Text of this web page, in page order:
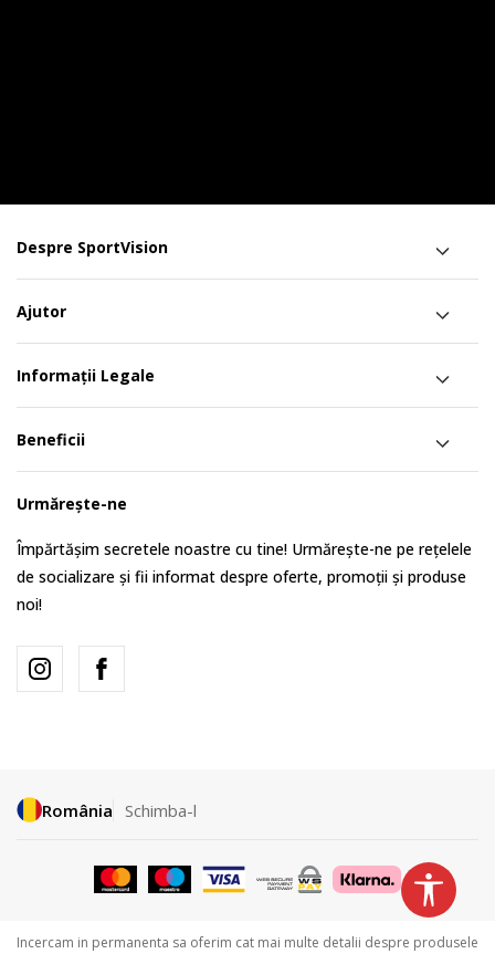
Despre SportVision
Ajutor
Informații Legale
Beneficii
Urmărește-ne
Împărtășim secretele noastre cu tine! Urmărește-ne pe rețelele
de socializare și fii informat despre oferte, promoții și produse
noi!
România Schimba-l
Incercam in permanenta sa oferim cat mai multe detalii despre produsele